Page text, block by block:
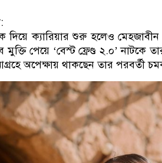
দিয়ে ক্যারিয়ার শুরু হলেও মেহজাবীন
মুক্তি পেয়ে ‘বেস্ট ফ্রেণ্ড ২.০’নাটকে
অপেক্ষায় থাকছেন তার পরবর্তী